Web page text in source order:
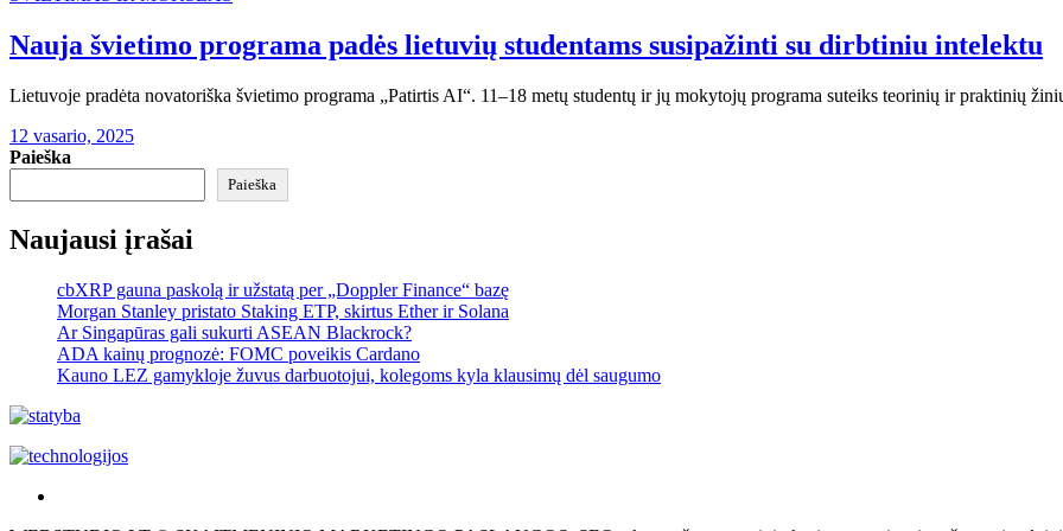
Nauja švietimo programa padės lietuvių studentams susipažinti su dirbtiniu intelektu
Lietuvoje pradėta novatoriška švietimo programa „Patirtis AI“. 11–18 metų studentų ir jų mokytojų programa suteiks teorinių ir praktinių
12 vasario, 2025
Paieška
Paieška
Naujausi įrašai
cbXRP gauna paskolą ir užstatą per „Doppler Finance“ bazę
Morgan Stanley pristato Staking ETP, skirtus Ether ir Solana
Ar Singapūras gali sukurti ASEAN Blackrock?
ADA kainų prognozė: FOMC poveikis Cardano
Kauno LEZ gamykloje žuvus darbuotojui, kolegoms kyla klausimų dėl saugumo